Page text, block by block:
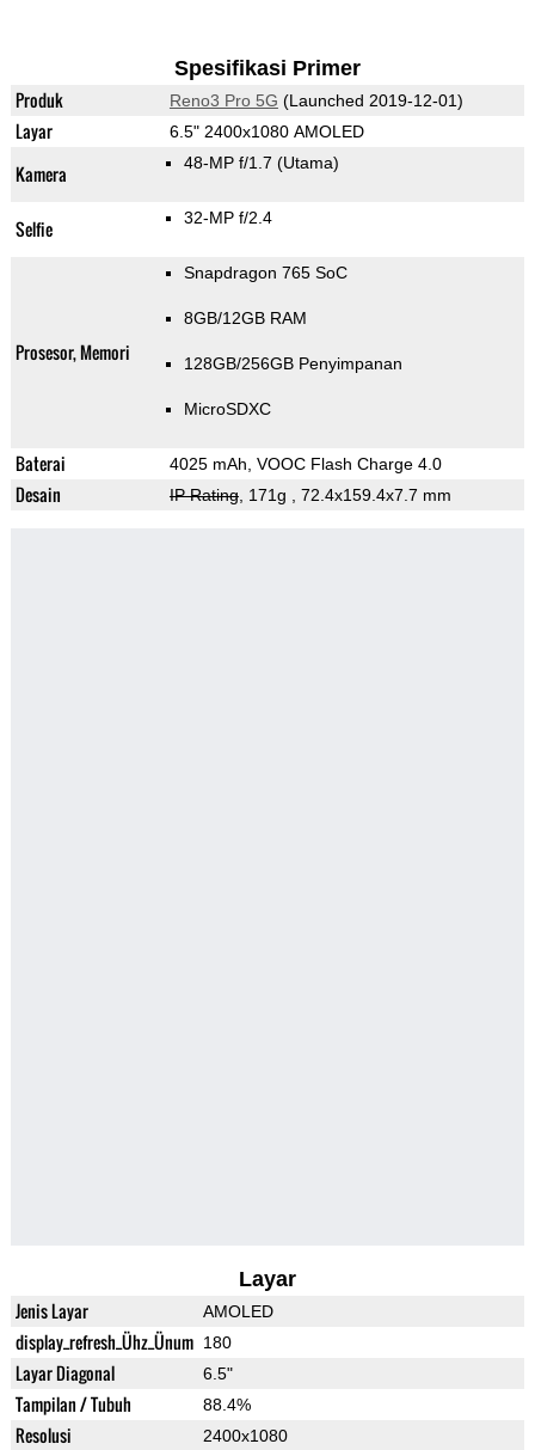
Spesifikasi Primer
Produk Reno3 Pro 5G (Launched 2019-12-01)
Layar 6.5" 2400x1080 AMOLED
Kamera 48-MP f/1.7 (Utama)
Selfie 32-MP f/2.4
Prosesor, Memori
Snapdragon 765 SoC
8GB/12GB RAM
128GB/256GB Penyimpanan
MicroSDXC
Baterai 4025 mAh, VOOC Flash Charge 4.0
Desain IP Rating, 171g , 72.4x159.4x7.7 mm
Layar
Jenis Layar AMOLED
display_refresh_Ühz_Ünum 180
Layar Diagonal 6.5"
Tampilan / Tubuh 88.4%
Resolusi 2400x1080